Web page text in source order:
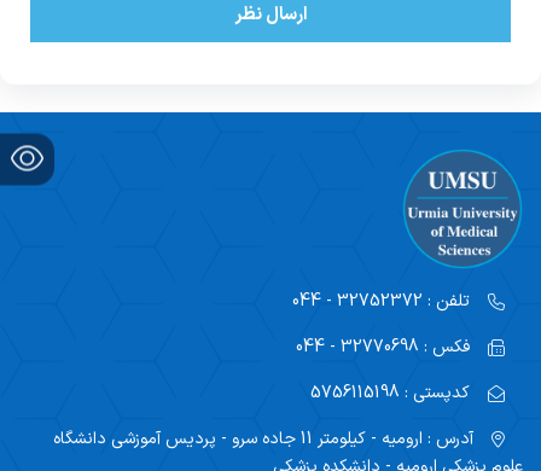
ارسال نظر
تلفن : 32752372 - 044
فکس : 32770698 - 044
کدپستی : 5756115198
آدرس :
ارومیه - کیلومتر 11 جاده سرو - پردیس آموزشی دانشگاه